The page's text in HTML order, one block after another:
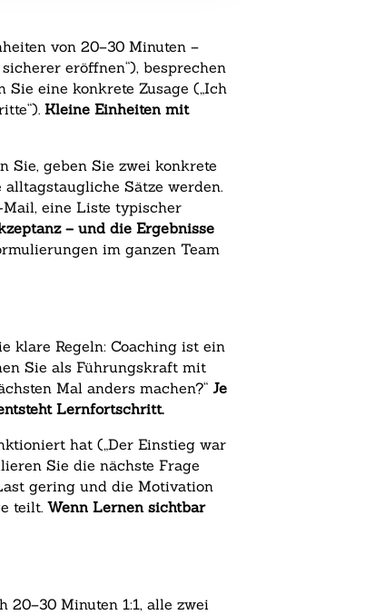
von 20–30 Minuten –
eröffnen“), besprechen
eine konkrete Zusage („Ich
Kleine Einheiten mit
Sie, geben Sie zwei konkrete
Sätze werden.
eine Liste typischer
– und die Ergebnisse
im ganzen Team
klare Regeln: Coaching ist ein
Sie als Führungskraft mit
Mal anders machen?“Je
Lernfortschritt.
hat („Der Einstieg war
Sie die nächste Frage
gering und die Motivation
teilt.Wenn Lernen sichtbar
Minuten 1:1, alle zwei